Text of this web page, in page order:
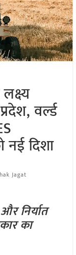
वर्ल्ड
नई दिशा
Jagat
निर्यात
का